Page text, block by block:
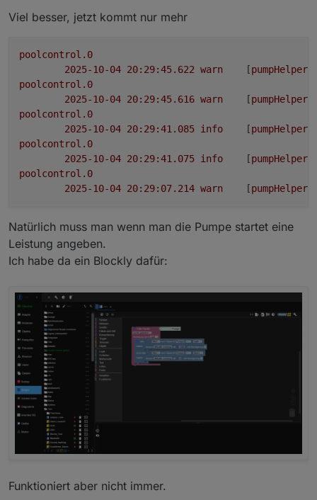
Viel besser, jetzt kommt nur mehr
poolcontrol.0
warn
	[
pumpHelper
poolcontrol.0
warn
	[
pumpHelper
poolcontrol.0
info
	[
pumpHelper
poolcontrol.0
info
	[
pumpHelper
poolcontrol.0
warn
	[
pumpHelper
Natürlich muss man wenn man die Pumpe startet eine
Leistung angeben.
Ich habe da ein Blockly dafür:
Funktioniert aber nicht immer.